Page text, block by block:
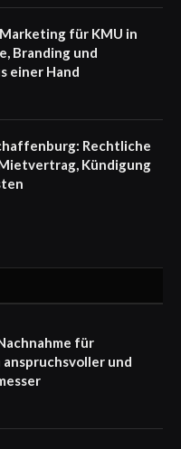
für KMU in
Branding und
einer Hand
Rechtliche
Kündigung
für
und